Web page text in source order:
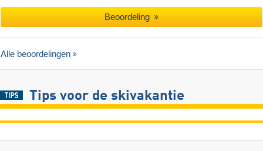
Beoordeling
Alle beoordelingen
Tips voor de skivakantie